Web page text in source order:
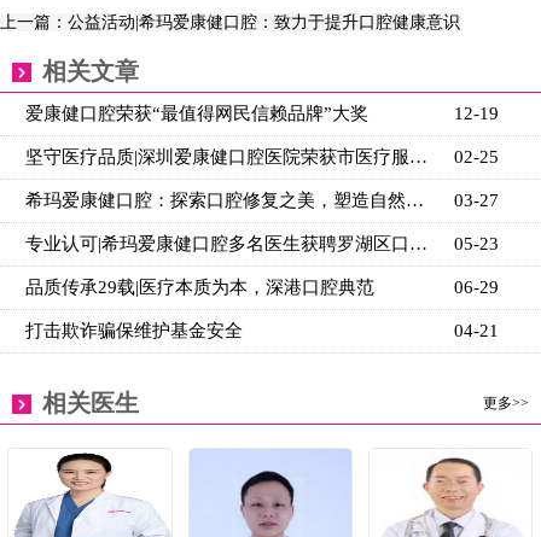
上一篇：公益活动|希玛爱康健口腔：致力于提升口腔健康意识
相关文章
12-19
爱康健口腔荣获“最值得网民信赖品牌”大奖
02-25
坚守医疗品质|深圳爱康健口腔医院荣获市医疗服务质量A
03-27
希玛爱康健口腔：探索口腔修复之美，塑造自然牙体新篇
05-23
专业认可|希玛爱康健口腔多名医生获聘罗湖区口腔质控
06-29
品质传承29载|医疗本质为本，深港口腔典范
04-21
打击欺诈骗保维护基金安全
更多>>
相关医生